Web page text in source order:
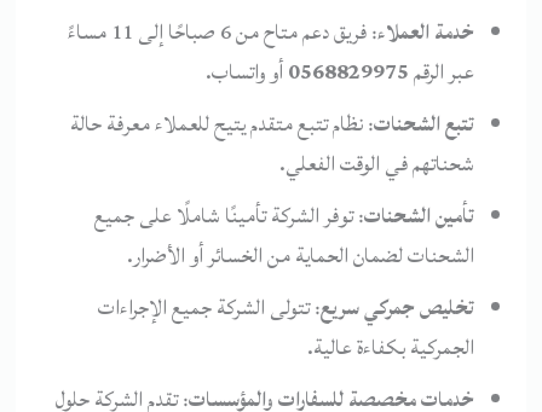
خدمة العملاء
: فريق دعم متاح من 6 صباحًا إلى 11 مساءً
عبر الرقم0568829975أو واتساب.
تتبع الشحنات: نظام تتبع متقدم يتيح للعملاء معرفة حالة
شحناتهم في الوقت الفعلي.
تأمين الشحنات: توفر الشركة تأمينًا شاملًا على جميع
الشحنات لضمان الحماية من الخسائر أو الأضرار.
تخليص جمركي سريع: تتولى الشركة جميع الإجراءات
الجمركية بكفاءة عالية.
خدمات مخصصة للسفارات والمؤسسات: تقدم الشركة حلول